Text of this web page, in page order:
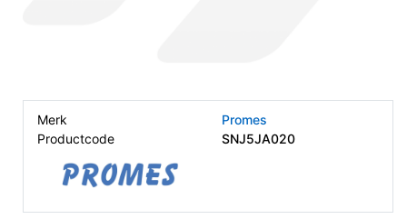
Merk
Promes
Productcode
SNJ5JA020